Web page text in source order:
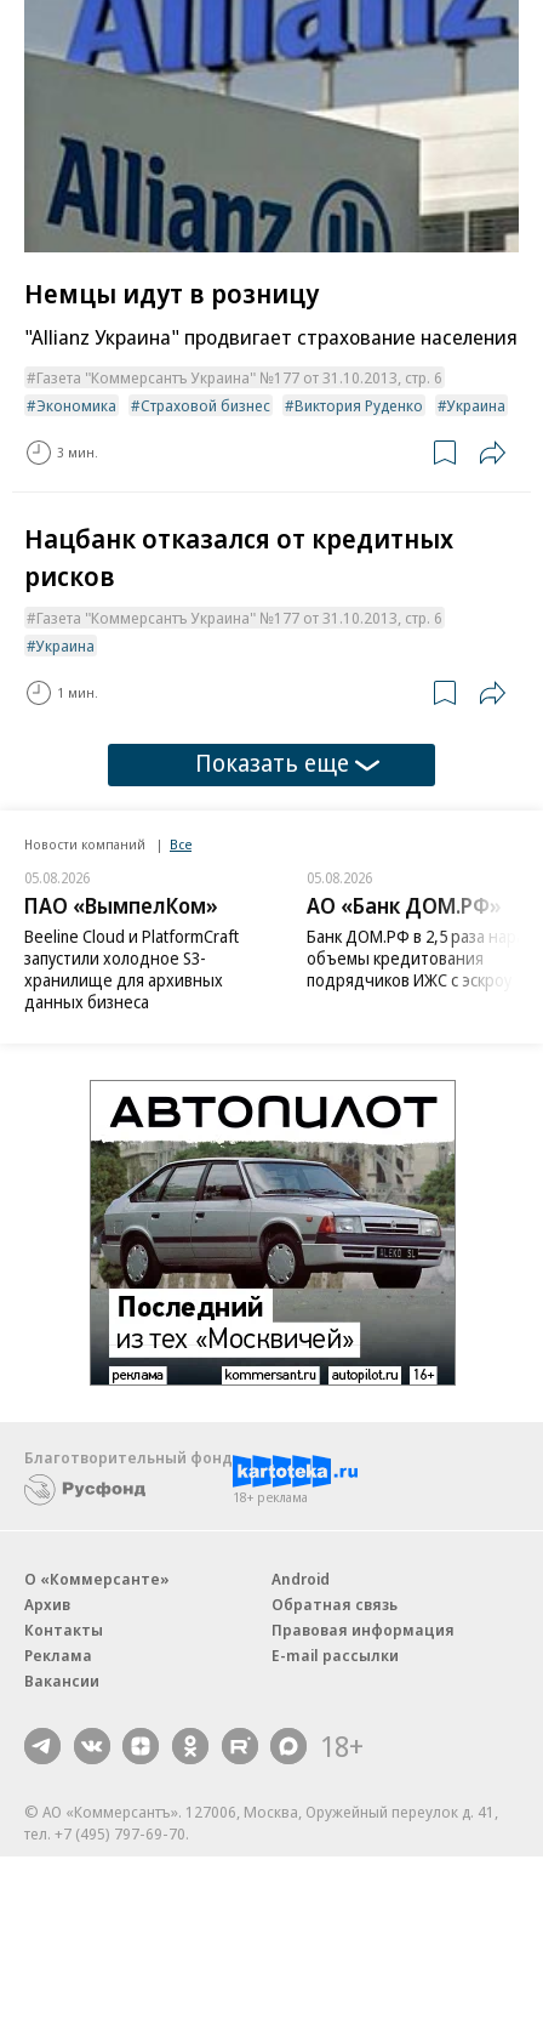
Немцы идут в розницу
"Allianz Украина" продвигает страхование населения
Газета "Коммерсантъ Украина" №177 от 31.10.2013, стр. 6
Экономика
Страховой бизнес Виктория Руденко Украина
3 мин.
Нацбанк отказался от кредитных
рисков
Газета "Коммерсантъ Украина" №177 от 31.10.2013, стр. 6
Украина
1 мин.
Показать еще
Новости компаний Все
05.08.2026
ПАО «ВымпелКом»
Beeline Cloud и PlatformCraft
запустили холодное S3-
хранилище для архивных
данных бизнеса
05.08.2026
АО «Банк ДОМ.РФ»
Банк ДОМ.РФ в 2,5 раза
объемы кредитования
подрядчиков ИЖС с эскроу
Благотворительный фонд
18+ реклама
О «Коммерсанте»
Архив
Контакты
Реклама
Вакансии
Android
Обратная связь
Правовая информация
E-mail рассылки
18+
© АО «Коммерсантъ». 127006, Москва, Оружейный переулок д. 41,
тел. +7 (495) 797-69-70.